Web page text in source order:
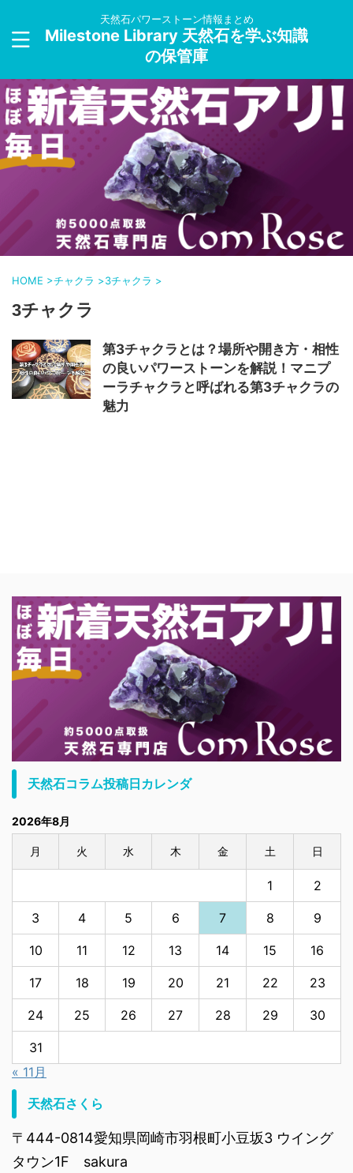
天然石パワーストーン情報まとめ
Milestone Library 天然石を学ぶ知識
の保管庫
HOME >チャクラ >3チャクラ >
3チャクラ
第3チャクラとは？場所や開き方・相性
の良いパワーストーンを解説！マニプ
ーラチャクラと呼ばれる第3チャクラの
魅力
天然石コラム投稿日カレンダ
2026年8月
月 火 水 木 金 土 日
1 2
3 4 5 6 7 8 9
10 11 12 13 14 15 16
17 18 19 20 21 22 23
24 25 26 27 28 29 30
31
« 11月
天然石さくら
〒444-0814愛知県岡崎市羽根町小豆坂3 ウイング
タウン1F sakura